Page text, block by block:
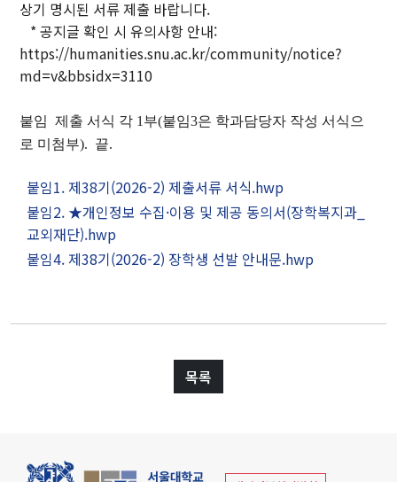
상기 명시된 서류 제출 바랍니다.
* 공지글 확인 시 유의사항 안내:
https://humanities.snu.ac.kr/community/notice?
md=v&bbsidx=3110
붙임 제출 서식 각 1 부(붙임3은 학과담당자 작성 서식으
로 미첨부). 끝.
붙임1. 제38기(2026-2) 제출서류 서식.hwp
붙임2. ★개인정보 수집·이용 및 제공 동의서(장학복지과_
교외재단).hwp
붙임4. 제38기(2026-2) 장학생 선발 안내문.hwp
목록
교육지원센터
학생생활문화원
인문소극장
학사안내
학생지원
장학금제도
학생활동
인문대 소식